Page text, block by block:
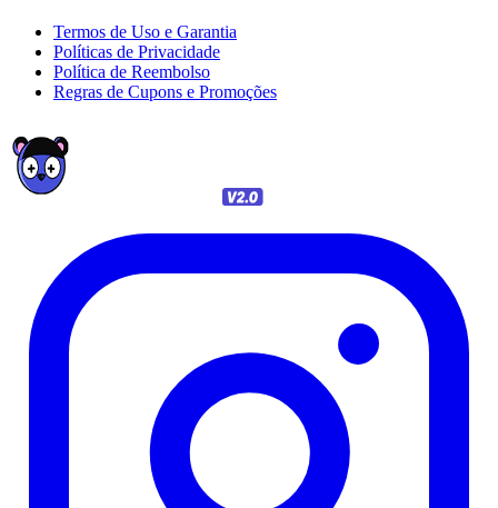
Termos de Uso e Garantia
Políticas de Privacidade
Política de Reembolso
Regras de Cupons e Promoções